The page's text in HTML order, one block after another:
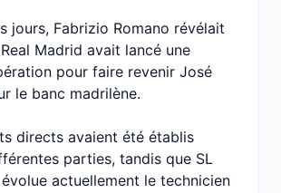
jours, Fabrizio Romano révélait
Madrid avait lancé une
pour faire revenir José
le banc madrilène.
directs avaient été établis
parties, tandis que SL
actuellement le technicien